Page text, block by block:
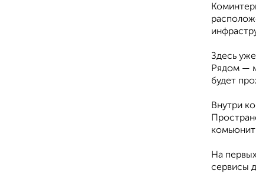
Здесь
Рядом —
будет
Внутри
На
сервисы